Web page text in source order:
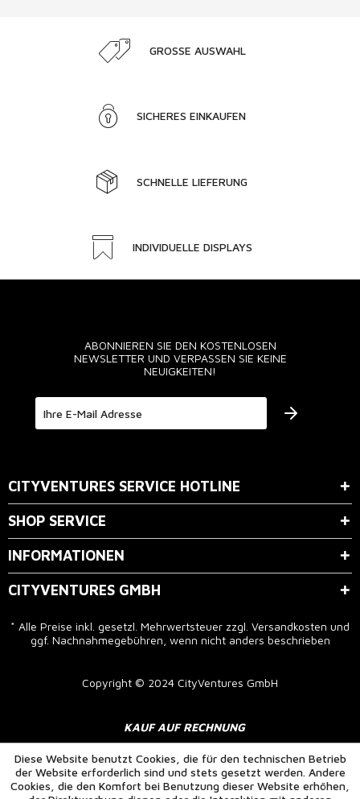
GROSSE AUSWAHL
SICHERES EINKAUFEN
SCHNELLE LIEFERUNG
INDIVIDUELLE DISPLAYS
ABONNIEREN SIE DEN KOSTENLOSEN
NEWSLETTER UND VERPASSEN SIE KEINE
NEUIGKEITEN!
CITYVENTURES SERVICE HOTLINE
SHOP SERVICE
INFORMATIONEN
CITYVENTURES GMBH
* Alle Preise inkl. gesetzl. Mehrwertsteuer zzgl. Versandkosten und
ggf. Nachnahmegebühren, wenn nicht anders beschrieben
Copyright © 2024 CityVentures GmbH
KAUF AUF RECHNUNG
Diese Website benutzt Cookies, die für den technischen Betrieb
der Website erforderlich sind und stets gesetzt werden. Andere
Cookies, die den Komfort bei Benutzung dieser Website erhöhen,